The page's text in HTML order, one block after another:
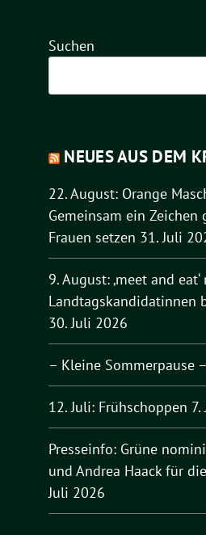
Suchen
NEUES AUS DEM
22. August: Orange
Gemeinsam ein Zeichen
Frauen setzen 31. Juli
9. August: ‚meet and
Landtagskandidatinnen
30. Juli 2026
– Kleine Sommerpause –
12. Juli: Frühschoppen
Presseinfo: Grüne
und Andrea Haack für
Juli 2026